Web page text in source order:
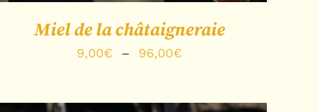
Miel de la châtaigneraie
9,00€ – 96,00€